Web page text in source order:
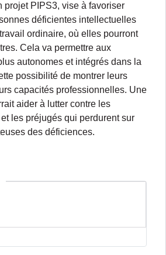
projet PIPS3, vise à favoriser
déficientes intellectuelles
ordinaire, où elles pourront
Cela va permettre aux
autonomes et intégrés dans la
possibilité de montrer leurs
capacités professionnelles. Une
aider à lutter contre les
les préjugés qui perdurent sur
des déficiences.